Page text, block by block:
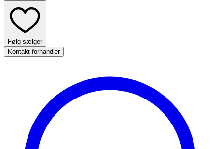
Følg sælger
Kontakt forhandler